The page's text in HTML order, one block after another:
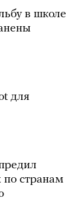
в школе
для
по странам